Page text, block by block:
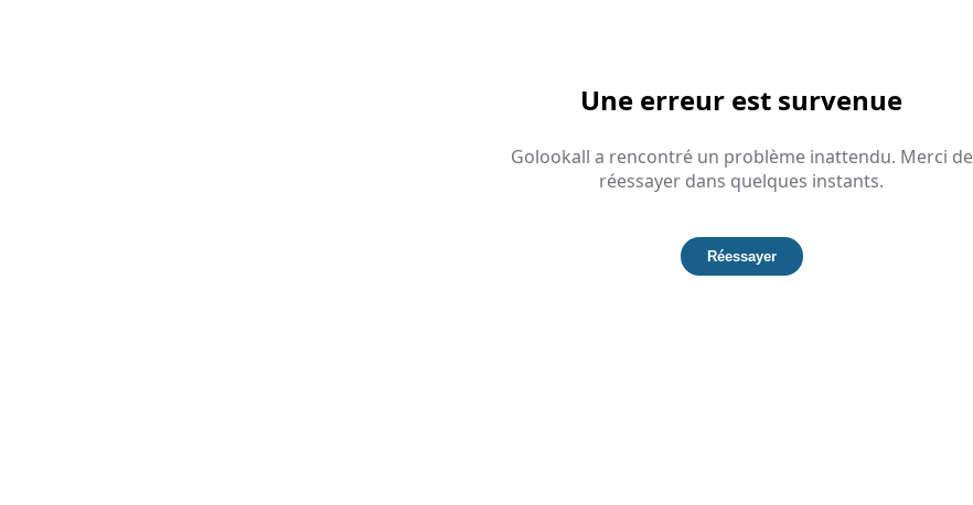
Une erreur est survenue
Golookall a rencontré un problème inattendu. Merci de
réessayer dans quelques instants.
Réessayer